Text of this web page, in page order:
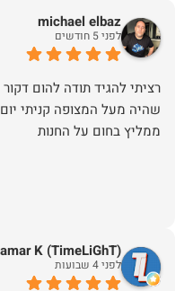
michael elbaz
לפני 5 חודשים
רציתי להגיד תודה להום
שהיה מעל המצופה קניתי
ממליץ בחום על החנות
K (TimeLiGhT)
לפני 4 שבועות